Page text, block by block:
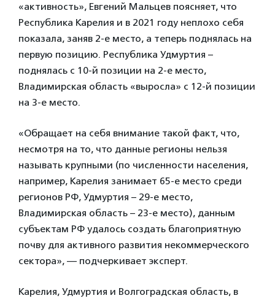
«активность», Евгений Мальцев поясняет, что
Республика Карелия и в 2021 году неплохо себя
показала, заняв 2-е место, а теперь поднялась на
первую позицию. Республика Удмуртия –
поднялась с 10-й позиции на 2-е место,
Владимирская область «выросла» с 12-й позиции
на 3-е место.
«Обращает на себя внимание такой факт, что,
несмотря на то, что данные регионы нельзя
называть крупными (по численности населения,
например, Карелия занимает 65-е место среди
регионов РФ, Удмуртия – 29-е место,
Владимирская область – 23-е место), данным
субъектам РФ удалось создать благоприятную
почву для активного развития некоммерческого
сектора», — подчеркивает эксперт.
Карелия, Удмуртия и Волгоградская область, в